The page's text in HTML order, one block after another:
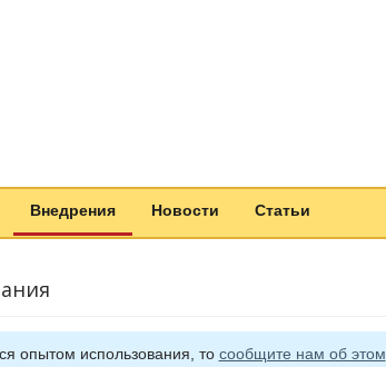
Внедрения Новости Статьи
опытом использования, то сообщите нам об этом